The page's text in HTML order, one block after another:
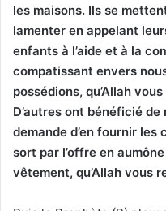
les maisons. Ils se
lamenter en appelant
enfants à l’aide et à la
compatissant envers
possédions, qu’Allah
D’autres ont bénéficié de
demande d’en fournir
sort par l’offre en
vêtement, qu’Allah vous